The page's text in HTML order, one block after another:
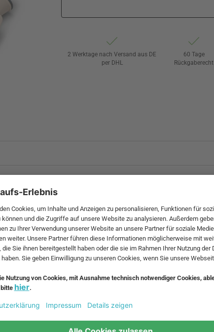
2 Werktage nach Versand aus DE
per DHL
60 Tage
Rückgaberecht
und zzgl.
Beliebte Leuchten